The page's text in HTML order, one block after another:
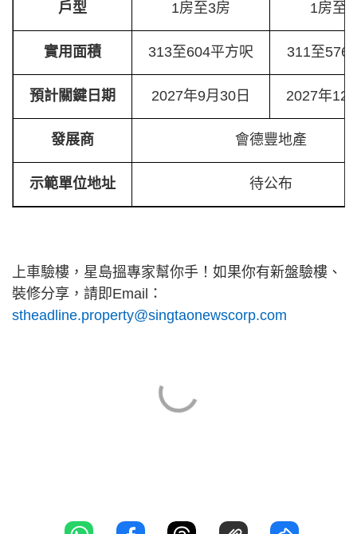
戶型 1房至3房 1房至
實用面積 313至604平方呎 311至576
預計關鍵日期 2027年9月30日 2027年12
發展商 會德豐地產
示範單位地址 待公布
上車驗樓，星島搵專家幫你手！如果你有新盤驗樓、
裝修分享，請即Email：
stheadline.property@singtaonewscorp.com